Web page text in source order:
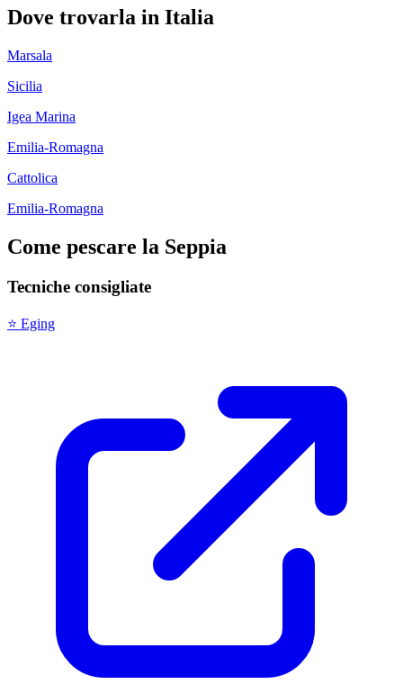
Dove trovarla in Italia
Marsala
Sicilia
Igea Marina
Emilia-Romagna
Cattolica
Emilia-Romagna
Come pescare la Seppia
Tecniche consigliate
⭐ Eging